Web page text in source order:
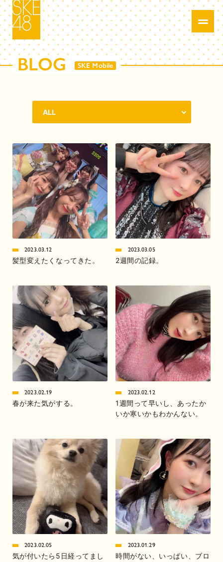
BLOG SKE Mobile
2023.03.12
髪型変えたくなってきた。
2023.03.05
2週間の記録。
2023.02.19
春が来た気がする。
2023.02.12
1週間って早いし、あったか
いか寒いかもわかんない。
2023.02.05
気が付いたら5日経ってまし
2023.01.29
時間がない、いっぱい、ブロ